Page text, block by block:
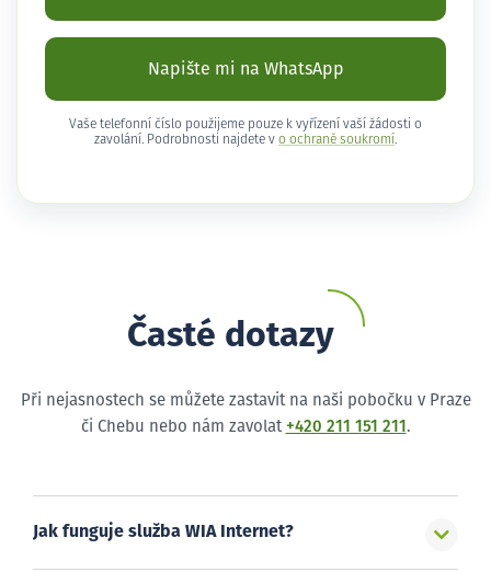
Napište mi na WhatsApp
Vaše telefonní číslo použijeme pouze k vyřízení vaší žádosti o
zavolání. Podrobnosti najdete v o ochraně soukromí .
Časté dotazy
Při nejasnostech se můžete zastavit na naši pobočku v Praze
či Chebu nebo nám zavolat +420 211 151 211 .
Jak funguje služba WIA Internet?